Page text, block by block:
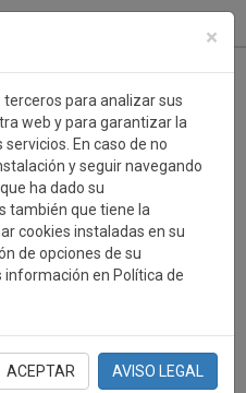
×
para analizar sus
web y para garantizar la
En caso de no
y seguir navegando
ha dado su
también que tiene la
cookies instaladas en su
de opciones de su
en Política de
ACEPTAR AVISO LEGAL
TIRO
una gran variedad de
y precio del trofeo.
para todos los